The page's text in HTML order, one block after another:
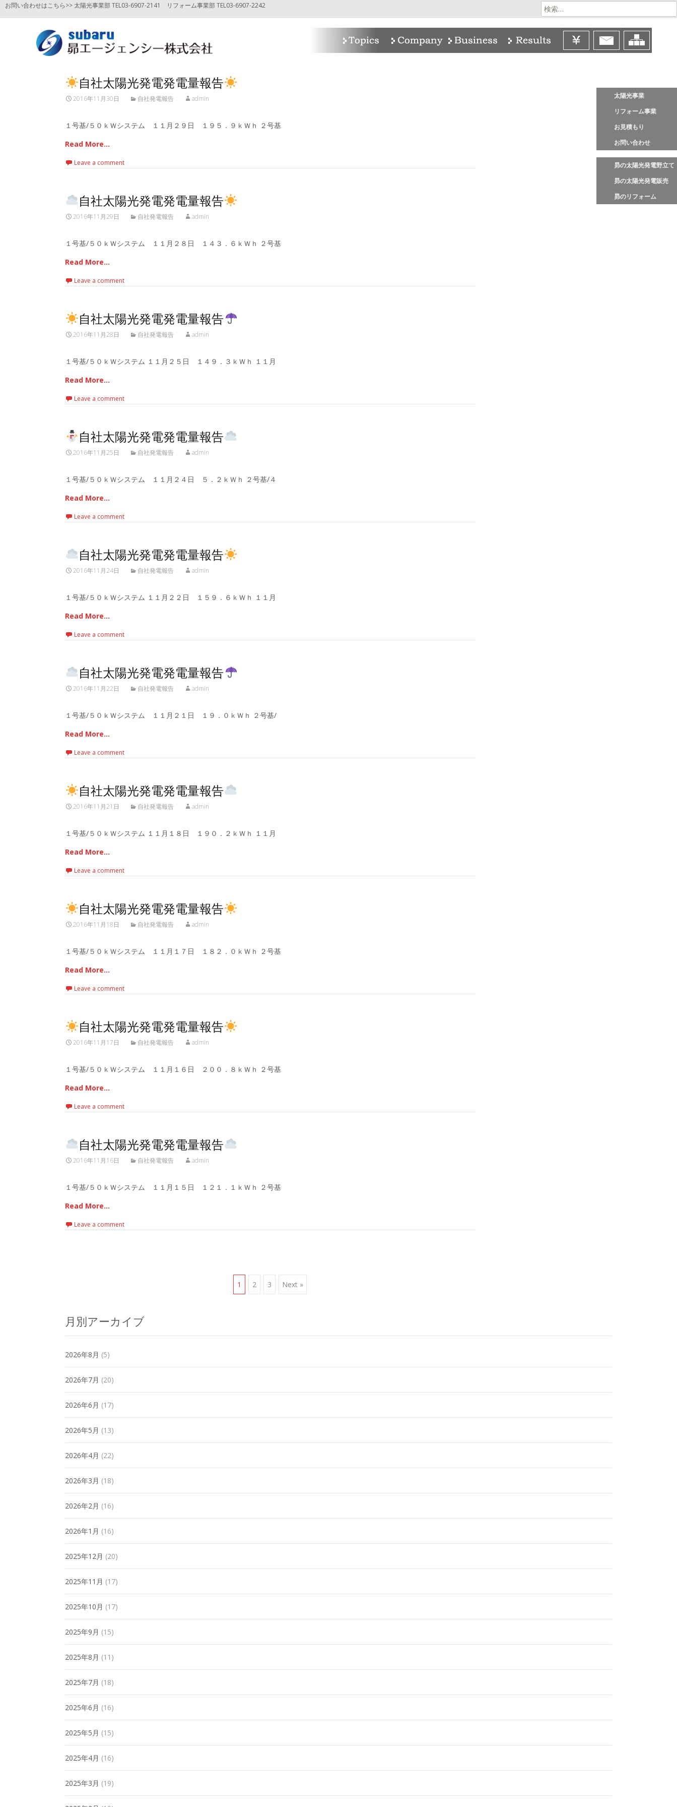
太陽光事業
リフォーム事業
お見積もり
お問い合わせ
昴の太陽光発電野立て
昴の太陽光発電販売
昴のリフォーム
検
索:
お問い合わせはこちら>> 太陽光事業部 TEL03-6907-2141 リフォーム事業部 TEL03-6907-2242
自社太陽光発電発電量報告
2016年11月30日 自社発電報告 admin
１号基/５０ｋＷシステム １１月２９日 １９５．９ｋＷｈ ２号基
Read More…
Leave a comment
自社太陽光発電発電量報告
2016年11月29日 自社発電報告 admin
１号基/５０ｋＷシステム １１月２８日 １４３．６ｋＷｈ ２号基
Read More…
Leave a comment
自社太陽光発電発電量報告
2016年11月28日 自社発電報告 admin
１号基/５０ｋＷシステム １１月２５日 １４９．３ｋＷｈ １１月
Read More…
Leave a comment
自社太陽光発電発電量報告
2016年11月25日 自社発電報告 admin
１号基/５０ｋＷシステム １１月２４日 ５．２ｋＷｈ ２号基/４
Read More…
Leave a comment
自社太陽光発電発電量報告
2016年11月24日 自社発電報告 admin
１号基/５０ｋＷシステム １１月２２日 １５９．６ｋＷｈ １１月
Read More…
Leave a comment
自社太陽光発電発電量報告
2016年11月22日 自社発電報告 admin
１号基/５０ｋＷシステム １１月２１日 １９．０ｋＷｈ ２号基/
Read More…
Leave a comment
自社太陽光発電発電量報告
2016年11月21日 自社発電報告 admin
１号基/５０ｋＷシステム １１月１８日 １９０．２ｋＷｈ １１月
Read More…
Leave a comment
自社太陽光発電発電量報告
2016年11月18日 自社発電報告 admin
１号基/５０ｋＷシステム １１月１７日 １８２．０ｋＷｈ ２号基
Read More…
Leave a comment
自社太陽光発電発電量報告
2016年11月17日 自社発電報告 admin
１号基/５０ｋＷシステム １１月１６日 ２００．８ｋＷｈ ２号基
Read More…
Leave a comment
自社太陽光発電発電量報告
2016年11月16日 自社発電報告 admin
１号基/５０ｋＷシステム １１月１５日 １２１．１ｋＷｈ ２号基
Read More…
Leave a comment
navigation
1 2 3 Next »
月別アーカイブ
2026年8月 (5)
2026年7月 (20)
2026年6月 (17)
2026年5月 (13)
2026年4月 (22)
2026年3月 (18)
2026年2月 (16)
2026年1月 (16)
2025年12月 (20)
2025年11月 (17)
2025年10月 (17)
2025年9月 (15)
2025年8月 (11)
2025年7月 (18)
2025年6月 (16)
2025年5月 (15)
2025年4月 (16)
2025年3月 (19)